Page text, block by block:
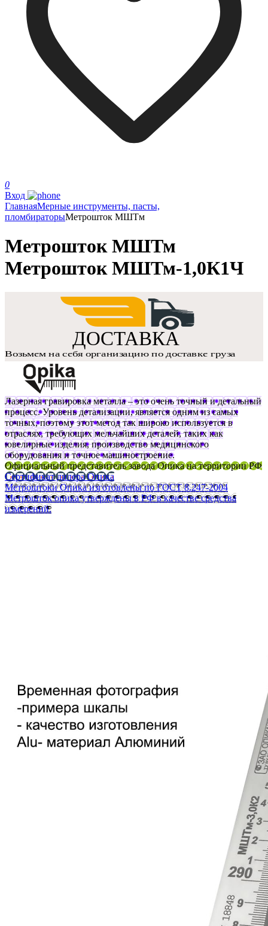
0
Вход
ГлавнаяМерные инструменты, пасты,
пломбираторыМетрошток МШТм
Метрошток МШТм
Метрошток МШТм-1,0К1Ч
Лазерная гравировка металла – это очень точный и детальный
процесс. Уровень детализации, является одним из самых
точных, поэтому этот метод так широко используется в
отраслях, требующих мельчайших деталей, таких как
ювелирные изделия, производство медицинского
оборудования и точное машиностроение.
Официальный представитель завода Опика на территории РФ
Сертификат дилера Опика
Метроштоки Опика изготовлены по ГОСТ 8.247-2004
Метрошток опика утверждены в РФ в качестве средства
измерений.